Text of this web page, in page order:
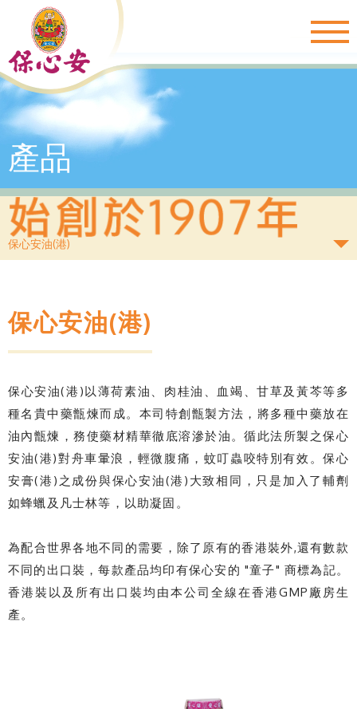
產品
保心安油(港)
保心安油(港)
保心安油(港)以薄荷素油、肉桂油、血竭、甘草及黃芩等多
種名貴中藥甑煉而成。本司特創甑製方法，將多種中藥放在
油內甑煉，務使藥材精華徹底溶滲於油。循此法所製之保心
安油(港)對舟車暈浪，輕微腹痛，蚊叮蟲咬特別有效。保心
安膏(港)之成份與保心安油(港)大致相同，只是加入了輔劑
如蜂蠟及凡士林等，以助凝固。
為配合世界各地不同的需要，除了原有的香港裝外,還有數款
不同的出口裝，每款產品均印有保心安的 "童子" 商標為記。
香港裝以及所有出口裝均由本公司全線在香港GMP廠房生
產。